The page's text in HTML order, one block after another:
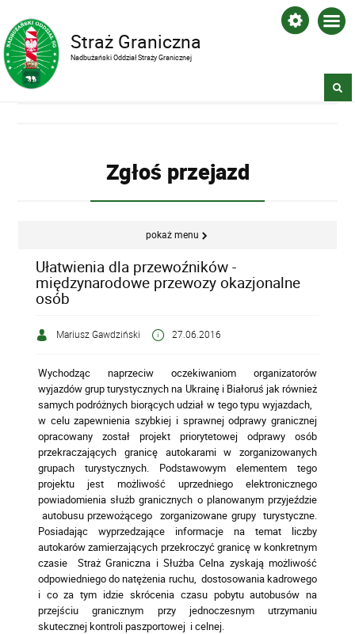
Straż Graniczna
Nadbużański Oddział Straży Granicznej
Zgłoś przejazd
pokaż menu
Ułatwienia dla przewoźników -
międzynarodowe przewozy okazjonalne
osób
Mariusz Gawdziński 27.06.2016
Wychodząc naprzeciw oczekiwaniom organizatorów
wyjazdów grup turystycznych na Ukrainę i Białoruś jak również
samych podróżnych biorących udział w tego typu wyjazdach,
w celu zapewnienia szybkiej i sprawnej odprawy granicznej
opracowany został projekt priorytetowej odprawy osób
przekraczających granicę autokarami w zorganizowanych
grupach turystycznych. Podstawowym elementem tego
projektu jest możliwość uprzedniego elektronicznego
powiadomienia służb granicznych o planowanym przyjeździe
autobusu przewożącego zorganizowane grupy turystyczne.
Posiadając wyprzedzające informacje na temat liczby
autokarów zamierzających przekroczyć granicę w konkretnym
czasie Straż Graniczna i Służba Celna zyskają możliwość
odpowiedniego do natężenia ruchu, dostosowania kadrowego
i co za tym idzie skrócenia czasu pobytu autobusów na
przejściu granicznym przy jednoczesnym utrzymaniu
skutecznej kontroli paszportowej i celnej.